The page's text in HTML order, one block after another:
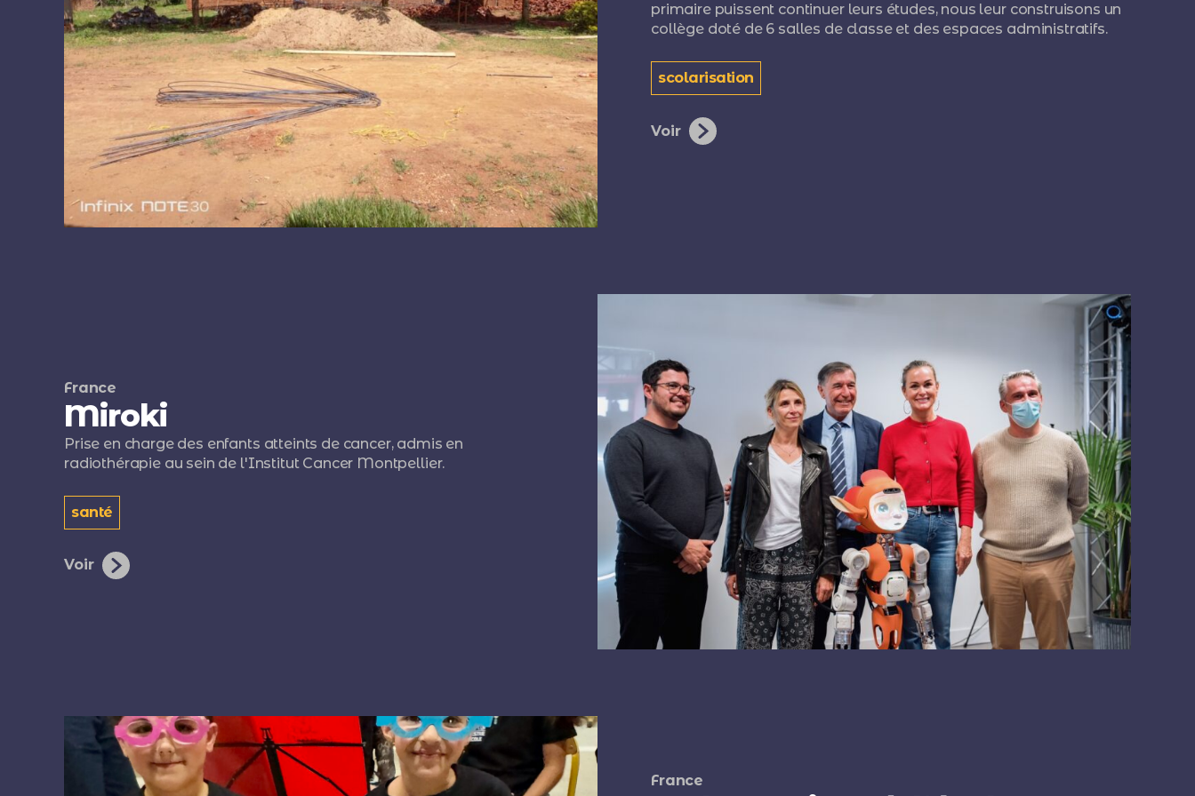
primaire puissent continuer leurs études, nous leur construisons un
collège doté de 6 salles de classe et des espaces administratifs.
scolarisation
Voir
France
Miroki
Prise en charge des enfants atteints de cancer, admis en
radiothérapie au sein de l'Institut Cancer Montpellier.
santé
Voir
France